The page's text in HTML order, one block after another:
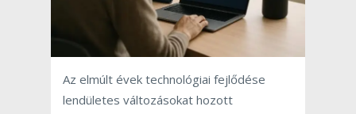
Az elmúlt évek technológiai fejlődése
lendületes változásokat hozott